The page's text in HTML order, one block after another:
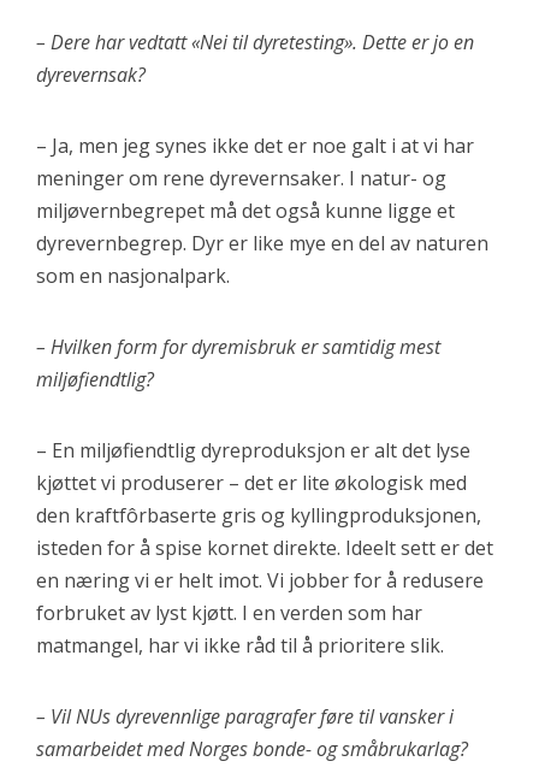
– Dere har vedtatt «Nei til dyretesting». Dette er jo en
dyrevernsak?
– Ja, men jeg synes ikke det er noe galt i at vi har
meninger om rene dyrevernsaker. I natur- og
miljøvernbegrepet må det også kunne ligge et
dyrevernbegrep. Dyr er like mye en del av naturen
som en nasjonalpark.
– Hvilken form for dyremisbruk er samtidig mest
miljøfiendtlig?
– En miljøfiendtlig dyreproduksjon er alt det lyse
kjøttet vi produserer – det er lite økologisk med
den kraftfôrbaserte gris og kyllingproduksjonen,
isteden for å spise kornet direkte. Ideelt sett er det
en næring vi er helt imot. Vi jobber for å redusere
forbruket av lyst kjøtt. I en verden som har
matmangel, har vi ikke råd til å prioritere slik.
– Vil NUs dyrevennlige paragrafer føre til vansker i
samarbeidet med Norges bonde- og småbrukarlag?